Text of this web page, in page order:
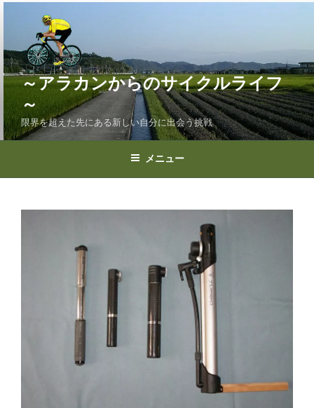
ン
ツ
キ
ッ
～アラカンからのサイクルライフ
～
限界を超えた先にある新しい自分に出会う挑戦
メニュー